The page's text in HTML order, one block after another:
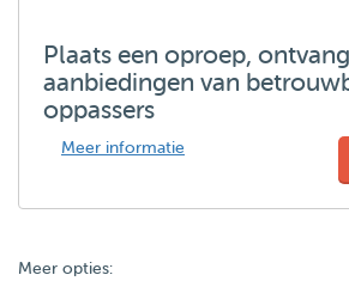
Plaats een oproep,
aanbiedingen van
oppassers
Meer informatie
Meer opties: